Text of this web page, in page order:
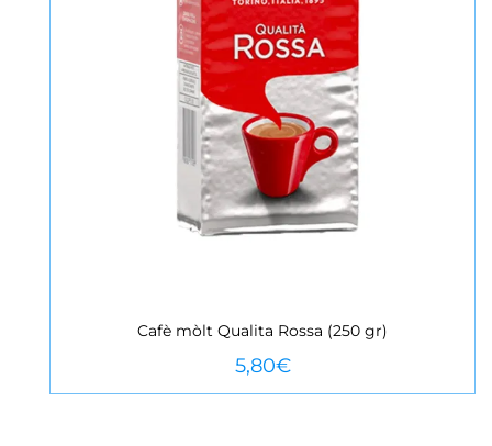
VEURE MÉS
Cafè mòlt Qualita Rossa (250 gr)
5,80€